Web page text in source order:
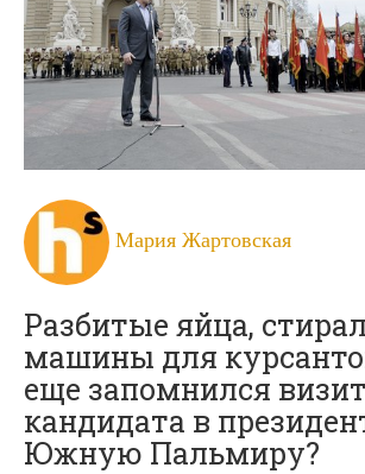
Мария Жартовская
Разбитые яйца,
машины для
еще запомнился визит
кандидата в
Южную Пальмиру?